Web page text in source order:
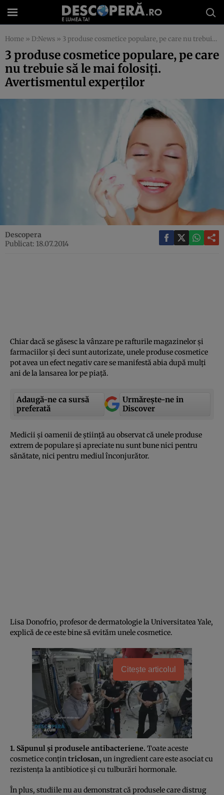
Home » D:News » 3 produse cosmetice populare, pe care nu trebuie să le mai folosiţi. Avertismentul experţilor
3 produse cosmetice populare, pe care
nu trebuie să le mai folosiţi.
Avertismentul experţilor
Descopera
Publicat: 18.07.2014
Chiar dacă se găsesc la vânzare pe rafturile magazinelor şi
farmaciilor şi deci sunt autorizate, unele produse cosmetice
pot avea un efect negativ care se manifestă abia după mulţi
ani de la lansarea lor pe piaţă.
Adaugă-ne ca sursă
preferată
Urmărește-ne in
Discover
Medicii şi oamenii de ştiinţă au observat că unele produse
extrem de populare şi apreciate nu sunt bune nici pentru
sănătate, nici pentru mediul înconjurător.
Lisa Donofrio, profesor de dermatologie la Universitatea Yale,
explică de ce este bine să evităm unele cosmetice.
Citește articolul
1. Săpunul şi produsele antibacteriene. Toate aceste
cosmetice conţintriclosan,un ingredient care este asociat cu
rezistenţa la antibiotice şi cu tulburări hormonale.
În plus, studiile nu au demonstrat că produsele care distrug